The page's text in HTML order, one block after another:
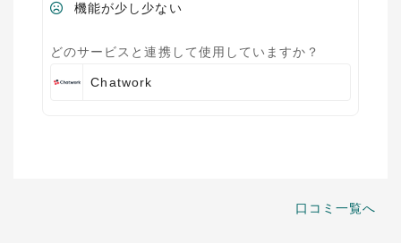
機能が少し少ない
どのサービスと連携して使用していますか？
Chatwork
口コミ一覧へ